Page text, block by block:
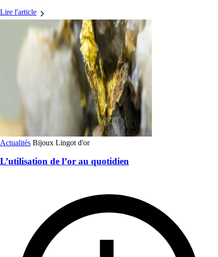
Lire l'article
Actualités Bijoux Lingot d'or
L’utilisation de l’or au quotidien